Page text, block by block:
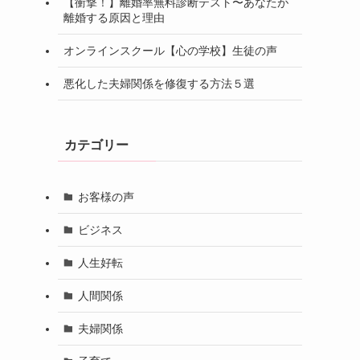
離婚する原因と理由
オンラインスクール【心の学校】生徒の声
悪化した夫婦関係を修復する方法５選
カテゴリー
お客様の声
ビジネス
人生好転
人間関係
夫婦関係